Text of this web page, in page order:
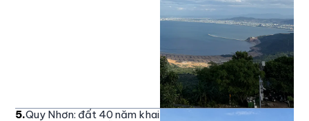
5.Quy Nhơn: đất 40 năm khai